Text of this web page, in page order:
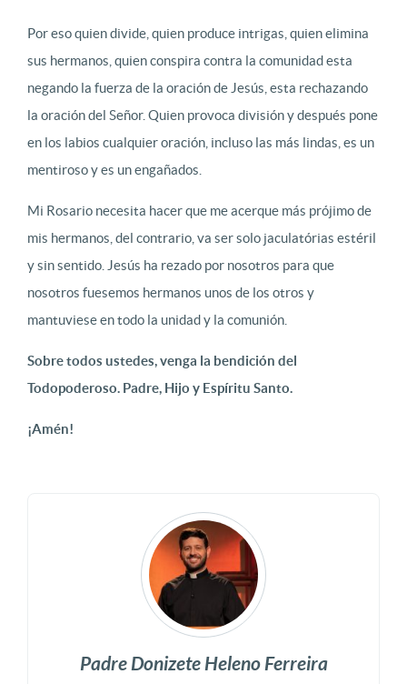
Por eso quien divide, quien produce intrigas, quien elimina
sus hermanos, quien conspira contra la comunidad esta
negando la fuerza de la oración de Jesús, esta rechazando
la oración del Señor. Quien provoca división y después pone
en los labios cualquier oración, incluso las más lindas, es un
mentiroso y es un engañados.
Mi Rosario necesita hacer que me acerque más prójimo de
mis hermanos, del contrario, va ser solo jaculatórias estéril
y sin sentido. Jesús ha rezado por nosotros para que
nosotros fuesemos hermanos unos de los otros y
mantuviese en todo la unidad y la comunión.
Sobre todos ustedes, venga la bendición del
Todopoderoso. Padre, Hijo y Espíritu Santo.
¡Amén!
Padre Donizete Heleno Ferreira